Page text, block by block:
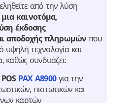
από την λύση
µια καινοτόµα,
έκδοσης
αποδοχής πληρωμών που
υψηλή τεχνολογία και
καθώς συνδυάζει:
POS PAX A8900για την
πιστωτικών και
καρτών